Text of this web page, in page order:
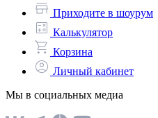
Приходите в шоурум
Калькулятор
Корзина
Личный кабинет
Мы в социальных медиа